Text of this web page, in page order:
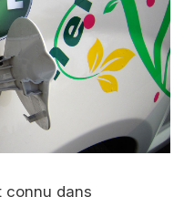
connu dans